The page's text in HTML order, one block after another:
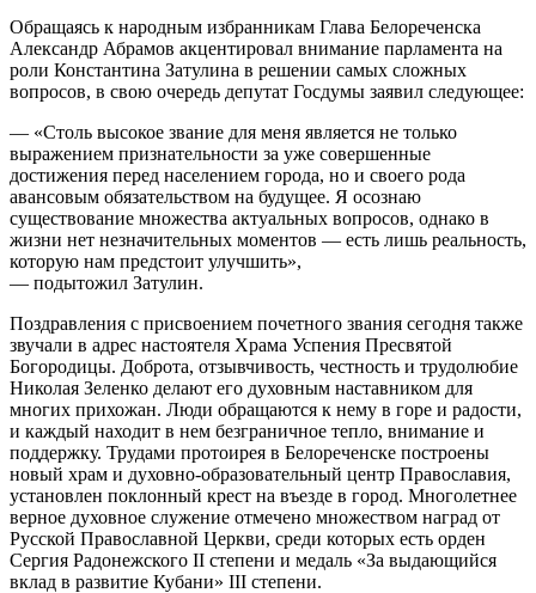
Обращаясь к народным избранникам Глава Белореченска
Александр Абрамов акцентировал внимание парламента на
роли Константина Затулина в решении самых сложных
вопросов, в свою очередь депутат Госдумы заявил следующее:
— «Столь высокое звание для меня является не только
выражением признательности за уже совершенные
достижения перед населением города, но и своего рода
авансовым обязательством на будущее. Я осознаю
существование множества актуальных вопросов, однако в
жизни нет незначительных моментов — есть лишь реальность,
которую нам предстоит улучшить»,
— подытожил Затулин.
Поздравления с присвоением почетного звания сегодня также
звучали в адрес настоятеля Храма Успения Пресвятой
Богородицы. Доброта, отзывчивость, честность и трудолюбие
Николая Зеленко делают его духовным наставником для
многих прихожан. Люди обращаются к нему в горе и радости,
и каждый находит в нем безграничное тепло, внимание и
поддержку. Трудами протоирея в Белореченске построены
новый храм и духовно-образовательный центр Православия,
установлен поклонный крест на въезде в город. Многолетнее
верное духовное служение отмечено множеством наград от
Русской Православной Церкви, среди которых есть орден
Сергия Радонежского II степени и медаль «За выдающийся
вклад в развитие Кубани» III степени.